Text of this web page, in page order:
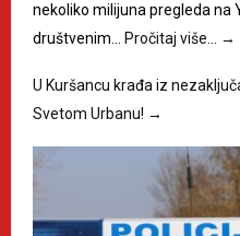
nekoliko milijuna pregleda na
društvenim… Pročitaj više… →
U Kuršancu krađa iz
Svetom Urbanu! →